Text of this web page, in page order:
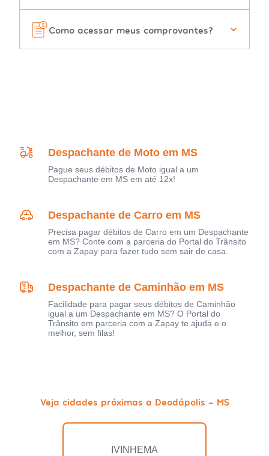
Como acessar meus comprovantes?
Despachante de Moto em MS
Pague seus débitos de Moto igual a um
Despachante em MS em até 12x!
Despachante de Carro em MS
Precisa pagar débitos de Carro em um Despachante
em MS? Conte com a parceria do Portal do Trânsito
com a Zapay para fazer tudo sem sair de casa.
Despachante de Caminhão em MS
Facilidade para pagar seus débitos de Caminhão
igual a um Despachante em MS? O Portal do
Trânsito em parceria com a Zapay te ajuda e o
melhor, sem filas!
Veja cidades próximas a Deodápolis - MS
IVINHEMA